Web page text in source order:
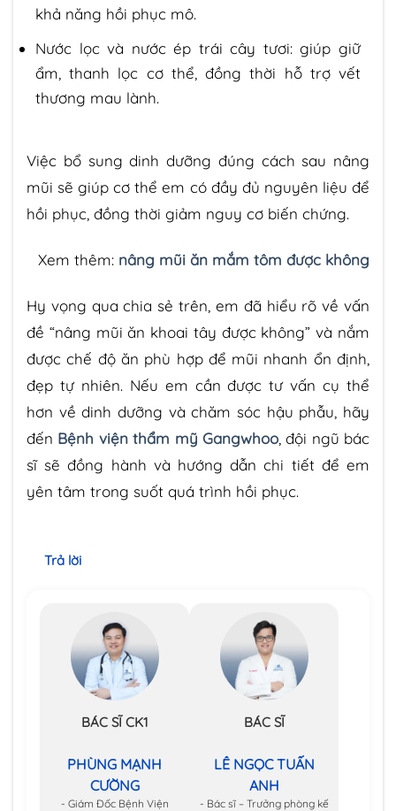
khả năng hồi phục mô.
Nước lọc và nước ép trái cây tươi: giúp giữ
ẩm, thanh lọc cơ thể, đồng thời hỗ trợ vết
thương mau lành.
Việc bổ sung dinh dưỡng đúng cách sau nâng
mũi sẽ giúp cơ thể em có đầy đủ nguyên liệu để
hồi phục, đồng thời giảm nguy cơ biến chứng.
Xem thêm: nâng mũi ăn mắm tôm được không
Hy vọng qua chia sẻ trên, em đã hiểu rõ về vấn
đề “nâng mũi ăn khoai tây được không” và nắm
được chế độ ăn phù hợp để mũi nhanh ổn định,
đẹp tự nhiên. Nếu em cần được tư vấn cụ thể
hơn về dinh dưỡng và chăm sóc hậu phẫu, hãy
đến Bệnh viện thẩm mỹ Gangwhoo, đội ngũ bác
sĩ sẽ đồng hành và hướng dẫn chi tiết để em
yên tâm trong suốt quá trình hồi phục.
Trả lời
BÁC SĨ CK1
PHÙNG MẠNH
CƯỜNG
- Giám Đốc Bệnh Viện
BÁC SĨ
LÊ NGỌC TUẤN
ANH
- Bác sĩ – Trưởng phòng kế